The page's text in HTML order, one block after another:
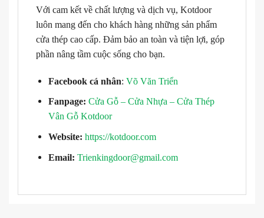
Với cam kết về chất lượng và dịch vụ, Kotdoor
luôn mang đến cho khách hàng những sản phẩm
cửa thép cao cấp. Đảm bảo an toàn và tiện lợi, góp
phần nâng tầm cuộc sống cho bạn.
Facebook cá nhân: Võ Văn Triển
Fanpage: Cửa Gỗ – Cửa Nhựa – Cửa Thép
Vân Gỗ Kotdoor
Website: https://kotdoor.com
Email: Trienkingdoor@gmail.com